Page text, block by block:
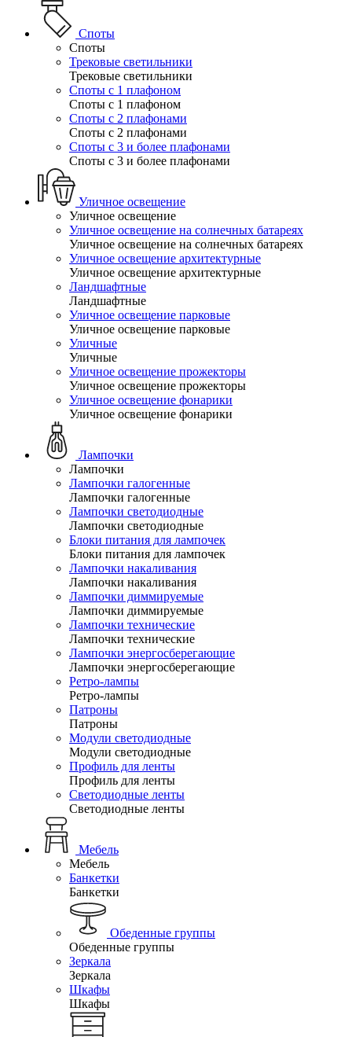
Споты
Споты
Трековые светильники
Трековые светильники
Споты с 1 плафоном
Споты с 1 плафоном
Споты с 2 плафонами
Споты с 2 плафонами
Споты с 3 и более плафонами
Споты с 3 и более плафонами
Уличное освещение
Уличное освещение
Уличное освещение на солнечных батареях
Уличное освещение на солнечных батареях
Уличное освещение архитектурные
Уличное освещение архитектурные
Ландшафтные
Ландшафтные
Уличное освещение парковые
Уличное освещение парковые
Уличные
Уличные
Уличное освещение прожекторы
Уличное освещение прожекторы
Уличное освещение фонарики
Уличное освещение фонарики
Лампочки
Лампочки
Лампочки галогенные
Лампочки галогенные
Лампочки светодиодные
Лампочки светодиодные
Блоки питания для лампочек
Блоки питания для лампочек
Лампочки накаливания
Лампочки накаливания
Лампочки диммируемые
Лампочки диммируемые
Лампочки технические
Лампочки технические
Лампочки энергосберегающие
Лампочки энергосберегающие
Ретро-лампы
Ретро-лампы
Патроны
Патроны
Модули светодиодные
Модули светодиодные
Профиль для ленты
Профиль для ленты
Светодиодные ленты
Светодиодные ленты
Мебель
Мебель
Банкетки
Банкетки
Обеденные группы
Обеденные группы
Зеркала
Зеркала
Шкафы
Шкафы